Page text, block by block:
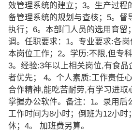
效管理系统的建立；3。生产过程
备管理系统的规划与查核；5。督
执行；6。本部门人员的选用育留
调。任职要求：1。专业要求:各
本岗位工作；2。学历:不限,但专
3。经验:3年以上相关岗位,有食品
者优先； 4。个人素质:工作责任
合作精神,能吃苦耐劳,有学习进取
掌握办公软件。备注：1。录用后
工作时间为8小时；倒班为12小时
休；4。 加班费另算。